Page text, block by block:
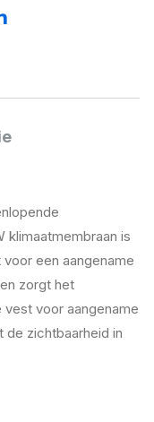
klimaatmembraan is
een aangename
zorgt het
voor aangename
zichtbaarheid in